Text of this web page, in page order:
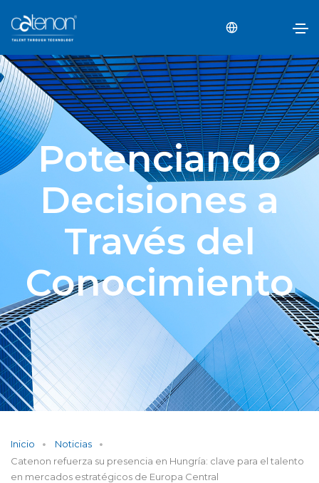
Potenciando
Decisiones a
Través del
Conocimiento
Inicio
Noticias
Catenon refuerza su presencia en Hungría: clave para el talento
en mercados estratégicos de Europa Central